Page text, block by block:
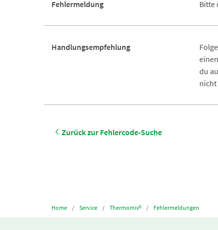
Fehlermeldung Bitte
Handlungsempfehlung
du
nicht
Zurück zur Fehlercode-Suche
Home Service Thermomix® Fehlermeldungen